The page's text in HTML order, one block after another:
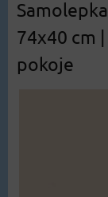
74x40 cm
pokoje